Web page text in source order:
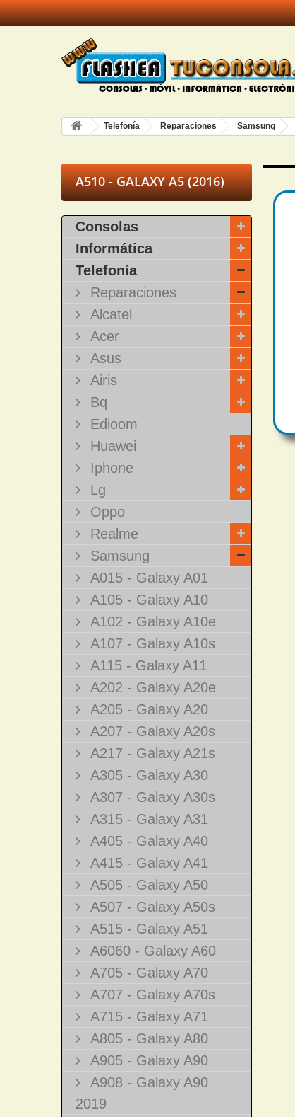
Telefonía Reparaciones Samsung
A510 - GALAXY A5 (2016)
Consolas
Informática
Telefonía
Reparaciones
Alcatel
Acer
Asus
Airis
Bq
Edioom
Huawei
Iphone
Lg
Oppo
Realme
Samsung
A015 - Galaxy A01
A105 - Galaxy A10
A102 - Galaxy A10e
A107 - Galaxy A10s
A115 - Galaxy A11
A202 - Galaxy A20e
A205 - Galaxy A20
A207 - Galaxy A20s
A217 - Galaxy A21s
A305 - Galaxy A30
A307 - Galaxy A30s
A315 - Galaxy A31
A405 - Galaxy A40
A415 - Galaxy A41
A505 - Galaxy A50
A507 - Galaxy A50s
A515 - Galaxy A51
A6060 - Galaxy A60
A705 - Galaxy A70
A707 - Galaxy A70s
A715 - Galaxy A71
A805 - Galaxy A80
A905 - Galaxy A90
A908 - Galaxy A90
2019